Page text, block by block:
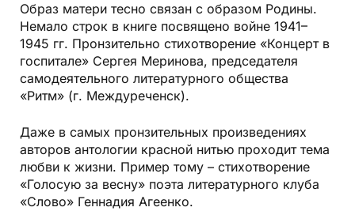
Образ матери тесно связан с образом Родины.
Немало строк в книге посвящено войне 1941–
1945 гг. Пронзительно стихотворение «Концерт в
госпитале» Сергея Меринова, председателя
самодеятельного литературного общества
«Ритм» (г. Междуреченск).
Даже в самых пронзительных произведениях
авторов антологии красной нитью проходит тема
любви к жизни. Пример тому – стихотворение
«Голосую за весну» поэта литературного клуба
«Слово» Геннадия Агеенко.